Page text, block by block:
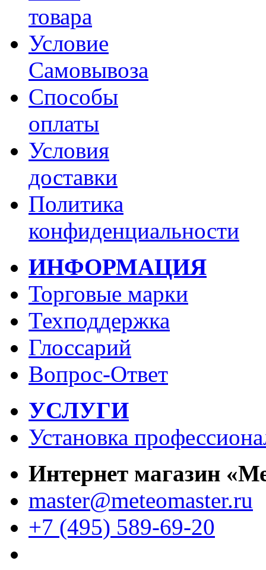
товара
Условие
Самовывоза
Способы
оплаты
Условия
доставки
Политика
конфиденциальности
ИНФОРМАЦИЯ
Торговые марки
Техподдержка
Глоссарий
Вопрос-Ответ
УСЛУГИ
Установка
Интернет магазин
master@meteomaster.ru
+7 (495) 589-69-20